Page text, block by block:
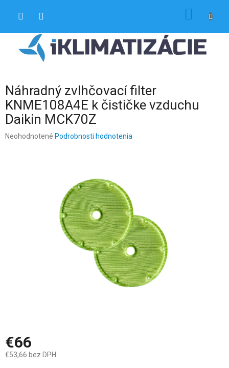
Náhradný zvlhčovací filter
KNME108A4E k čističke vzduchu
Daikin MCK70Z
Priemerné
Neohodnotené Podrobnosti hodnotenia
€66
€53,66 bez DPH